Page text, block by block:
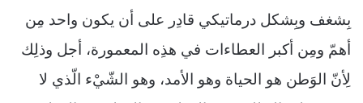
بِشغف وبِشكل درماتيكي قادِر على أن يكون واحد مِن
أهمّ ومِن أكبر العطاءات في هذِه المعمورة، أجل وذلِك
لِأنّ الوَطن هو الحياة وهو الأمد، وهو الشّيْء الّذي لا